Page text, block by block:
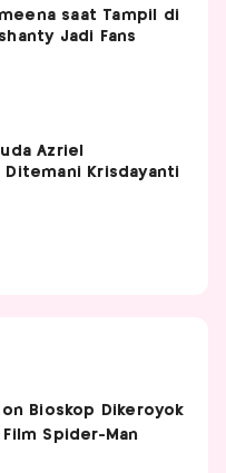
saat Tampil di
Jadi Fans
Azriel
Ditemani Krisdayanti
Bioskop Dikeroyok
Spider-Man